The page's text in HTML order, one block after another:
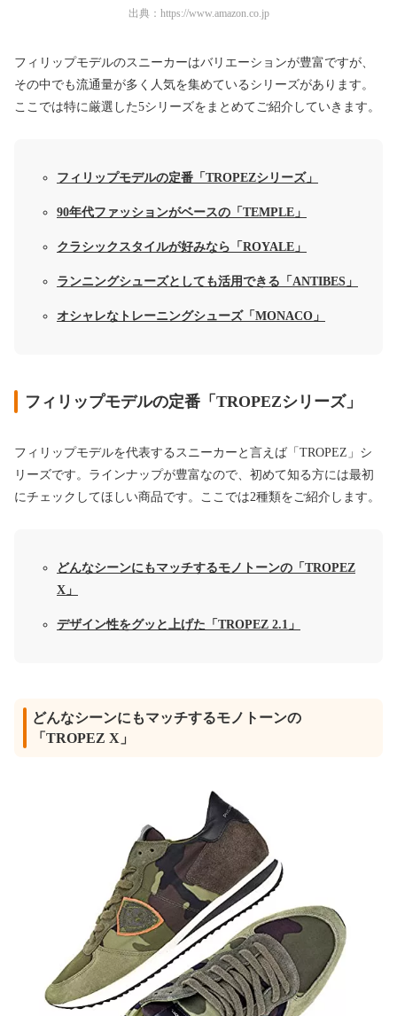
出典： https://www.amazon.co.jp
フィリップモデルのスニーカーはバリエーションが豊富ですが、
その中でも流通量が多く人気を集めているシリーズがあります。
ここでは特に厳選した5シリーズをまとめてご紹介していきます。
フィリップモデルの定番「TROPEZシリーズ」
90年代ファッションがベースの「TEMPLE」
クラシックスタイルが好みなら「ROYALE」
ランニングシューズとしても活用できる「ANTIBES」
オシャレなトレーニングシューズ「MONACO」
フィリップモデルの定番「TROPEZシリーズ」
フィリップモデルを代表するスニーカーと言えば「TROPEZ」シ
リーズです。ラインナップが豊富なので、初めて知る方には最初
にチェックしてほしい商品です。ここでは2種類をご紹介します。
どんなシーンにもマッチするモノトーンの「TROPEZ
X」
デザイン性をグッと上げた「TROPEZ 2.1」
どんなシーンにもマッチするモノトーンの
「TROPEZ X」